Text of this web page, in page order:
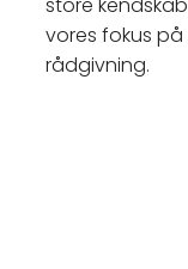
vores fokus
rådgivning.